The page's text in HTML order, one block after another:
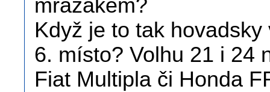
mrazákem?
Když je to tak
6. místo? Volhu 21 i 24
Fiat Multipla či Honda